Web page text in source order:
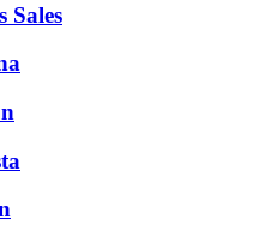
Sales